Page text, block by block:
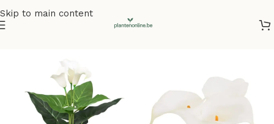
Skip to main content